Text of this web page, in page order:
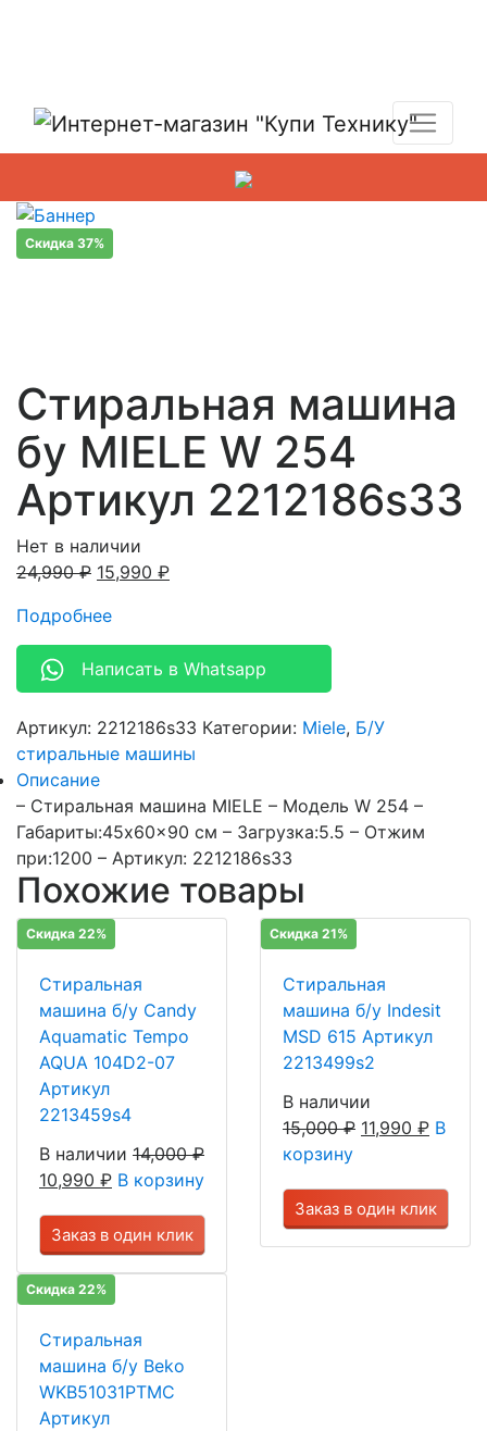
Скидка 37%
Стиральная машина
бу MIELE W 254
Артикул 2212186s33
Нет в наличии
24,990₽ 15,990 ₽
Подробнее
Написать в Whatsapp
Артикул: 2212186s33 Категории: Miele, Б/У
стиральные машины
Описание
– Стиральная машина MIELE – Модель W 254 –
Габариты:45x60x90 см – Загрузка:5.5 – Отжим
при:1200 – Артикул: 2212186s33
Похожие товары
Скидка 22%
Стиральная
машина б/у Candy
Aquamatic Tempo
AQUA 104D2-07
Артикул
2213459s4
В наличии 14,000₽
10,990 ₽ В корзину
Заказ в один клик
Скидка 21%
Стиральная
машина б/у Indesit
MSD 615 Артикул
2213499s2
В наличии
15,000₽ 11,990 ₽ В
корзину
Заказ в один клик
Скидка 22%
Стиральная
машина б/у Beko
WKB51031PTMC
Артикул